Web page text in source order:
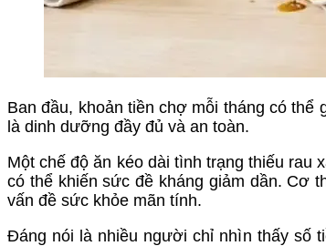
Ban đầu, khoản tiền chợ mỗi tháng có thể
là dinh dưỡng đầy đủ và an toàn.
Một chế độ ăn kéo dài tình trạng thiếu rau
có thể khiến sức đề kháng giảm dần. Cơ
vấn đề sức khỏe mãn tính.
Đáng nói là nhiều người chỉ nhìn thấy số